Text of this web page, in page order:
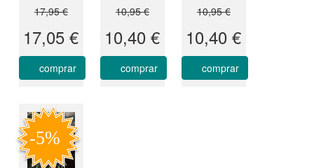
17,95 €
17,05 €
comprar
10,95 €
10,40 €
comprar
10,95 €
10,40 €
comprar